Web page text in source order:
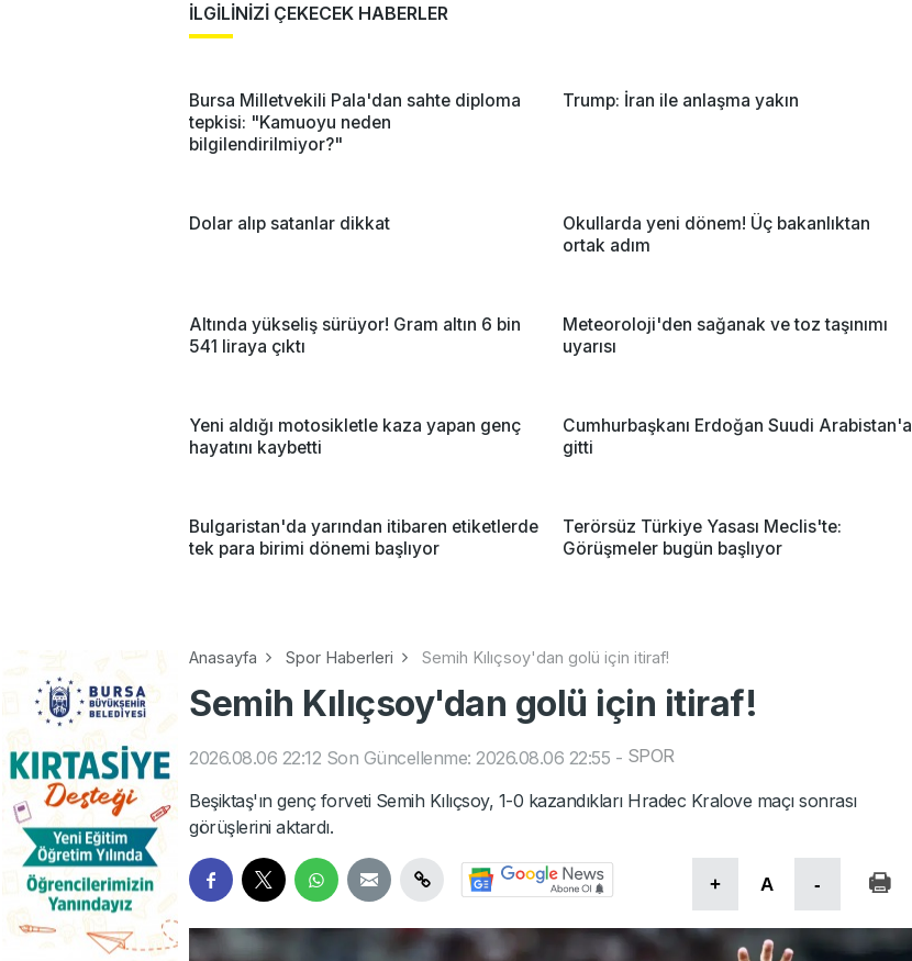
İLGİLİNİZİ ÇEKECEK HABERLER
Bursa Milletvekili Pala'dan sahte diploma
tepkisi: "Kamuoyu neden
bilgilendirilmiyor?"
Trump: İran ile anlaşma yakın
Dolar alıp satanlar dikkat
Okullarda yeni dönem! Üç bakanlıktan
ortak adım
Altında yükseliş sürüyor! Gram altın 6 bin
541 liraya çıktı
Meteoroloji'den sağanak ve toz taşınımı
uyarısı
Yeni aldığı motosikletle kaza yapan genç
hayatını kaybetti
Cumhurbaşkanı Erdoğan Suudi Arabistan'a
gitti
Bulgaristan'da yarından itibaren etiketlerde
tek para birimi dönemi başlıyor
Terörsüz Türkiye Yasası Meclis'te:
Görüşmeler bugün başlıyor
Anasayfa Spor Haberleri Semih Kılıçsoy'dan golü için itiraf!
Semih Kılıçsoy'dan golü için itiraf!
2026.08.06 22:12 Son Güncellenme: 2026.08.06 22:55 - SPOR
Beşiktaş'ın genç forveti Semih Kılıçsoy, 1-0 kazandıkları Hradec Kralove maçı sonrası
görüşlerini aktardı.
+ A -